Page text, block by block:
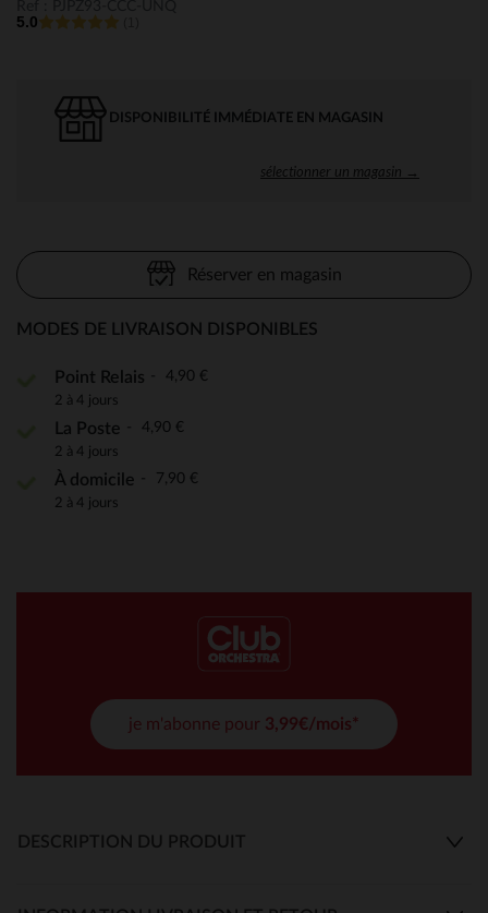
5.0
DISPONIBILITÉ IMMÉDIATE EN MAGASIN
sélectionner un magasin →
Réserver en magasin
MODES DE LIVRAISON DISPONIBLES
Point Relais 4,90 €
2 à 4 jours
La Poste 4,90 €
2 à 4 jours
À domicile 7,90 €
2 à 4 jours
je m'abonne pour 3,99€/mois*
DESCRIPTION DU PRODUIT